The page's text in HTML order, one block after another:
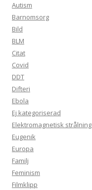
Autism
Barnomsorg
Bild
BLM
Citat
Covid
DDT
Difteri
Ebola
Ej kategoriserad
Elektromagnetisk strålning
Eugenik
Europa
Familj
Feminism
Filmklipp